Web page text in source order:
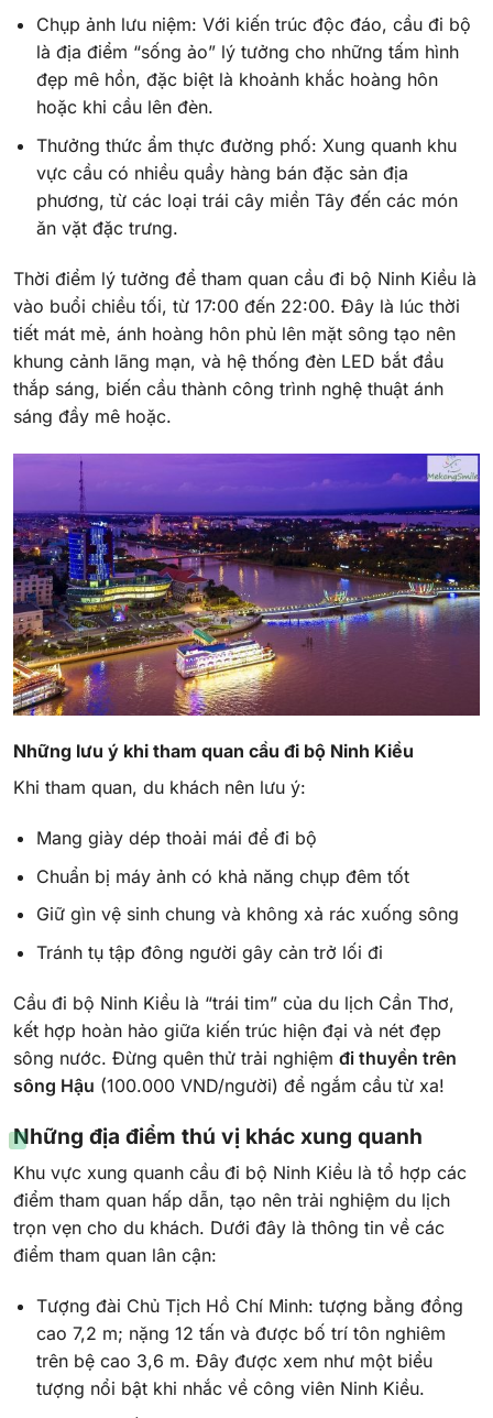
Chụp ảnh lưu niệm: Với kiến trúc độc đáo, cầu đi bộ
là địa điểm “sống ảo” lý tưởng cho những tấm hình
đẹp mê hồn, đặc biệt là khoảnh khắc hoàng hôn
hoặc khi cầu lên đèn.
Thưởng thức ẩm thực đường phố: Xung quanh khu
vực cầu có nhiều quầy hàng bán đặc sản địa
phương, từ các loại trái cây miền Tây đến các món
ăn vặt đặc trưng.
Thời điểm lý tưởng để tham quan cầu đi bộ Ninh Kiều là
vào buổi chiều tối, từ 17:00 đến 22:00. Đây là lúc thời
tiết mát mẻ, ánh hoàng hôn phủ lên mặt sông tạo nên
khung cảnh lãng mạn, và hệ thống đèn LED bắt đầu
thắp sáng, biến cầu thành công trình nghệ thuật ánh
sáng đầy mê hoặc.
Những lưu ý khi tham quan cầu đi bộ Ninh Kiều
Khi tham quan, du khách nên lưu ý:
Mang giày dép thoải mái để đi bộ
Chuẩn bị máy ảnh có khả năng chụp đêm tốt
Giữ gìn vệ sinh chung và không xả rác xuống sông
Tránh tụ tập đông người gây cản trở lối đi
Cầu đi bộ Ninh Kiều là “trái tim” của du lịch Cần Thơ,
kết hợp hoàn hảo giữa kiến trúc hiện đại và nét đẹp
sông nước. Đừng quên thử trải nghiệm đi thuyền trên
sông Hậu (100.000 VND/người) để ngắm cầu từ xa!
Những địa điểm thú vị khác xung quanh
Khu vực xung quanh cầu đi bộ Ninh Kiều là tổ hợp các
điểm tham quan hấp dẫn, tạo nên trải nghiệm du lịch
trọn vẹn cho du khách. Dưới đây là thông tin về các
điểm tham quan lân cận:
Tượng đài Chủ Tịch Hồ Chí Minh: tượng bằng đồng
cao 7,2 m; nặng 12 tấn và được bố trí tôn nghiêm
trên bệ cao 3,6 m. Đây được xem như một biểu
tượng nổi bật khi nhắc về công viên Ninh Kiều.